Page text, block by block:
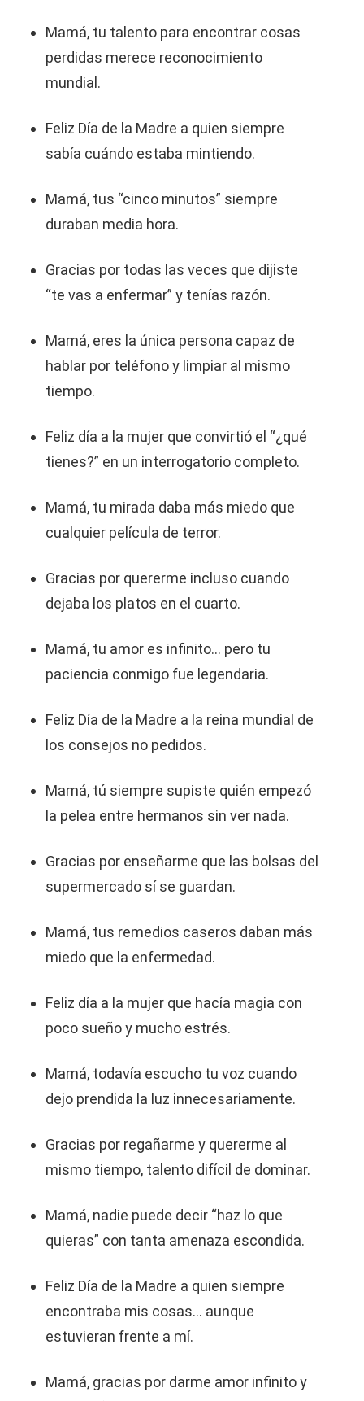
Mamá, tu talento para encontrar cosas
perdidas merece reconocimiento
mundial.
Feliz Día de la Madre a quien siempre
sabía cuándo estaba mintiendo.
Mamá, tus “cinco minutos” siempre
duraban media hora.
Gracias por todas las veces que dijiste
“te vas a enfermar” y tenías razón.
Mamá, eres la única persona capaz de
hablar por teléfono y limpiar al mismo
tiempo.
Feliz día a la mujer que convirtió el “¿qué
tienes?” en un interrogatorio completo.
Mamá, tu mirada daba más miedo que
cualquier película de terror.
Gracias por quererme incluso cuando
dejaba los platos en el cuarto.
Mamá, tu amor es infinito… pero tu
paciencia conmigo fue legendaria.
Feliz Día de la Madre a la reina mundial de
los consejos no pedidos.
Mamá, tú siempre supiste quién empezó
la pelea entre hermanos sin ver nada.
Gracias por enseñarme que las bolsas del
supermercado sí se guardan.
Mamá, tus remedios caseros daban más
miedo que la enfermedad.
Feliz día a la mujer que hacía magia con
poco sueño y mucho estrés.
Mamá, todavía escucho tu voz cuando
dejo prendida la luz innecesariamente.
Gracias por regañarme y quererme al
mismo tiempo, talento difícil de dominar.
Mamá, nadie puede decir “haz lo que
quieras” con tanta amenaza escondida.
Feliz Día de la Madre a quien siempre
encontraba mis cosas… aunque
estuvieran frente a mí.
Mamá, gracias por darme amor infinito y